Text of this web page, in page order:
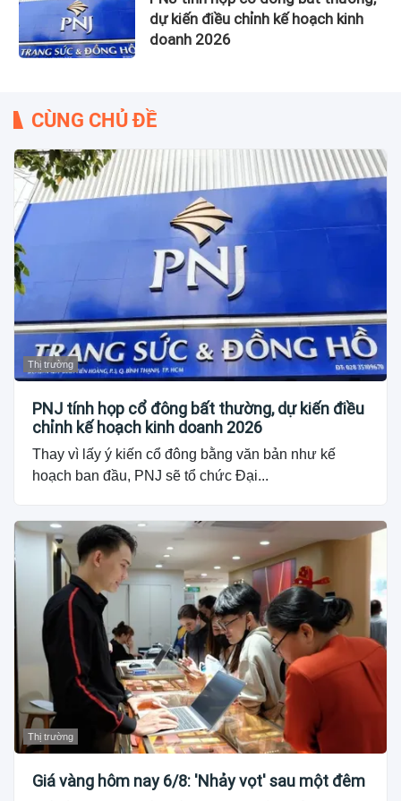
dự kiến điều chỉnh kế hoạch kinh
doanh 2026
CÙNG CHỦ ĐỀ
Thị trường
PNJ tính họp cổ đông bất thường, dự kiến điều
chỉnh kế hoạch kinh doanh 2026
Thay vì lấy ý kiến cổ đông bằng văn bản như kế
hoạch ban đầu, PNJ sẽ tổ chức Đại...
Thị trường
Giá vàng hôm nay 6/8: 'Nhảy vọt' sau một đêm